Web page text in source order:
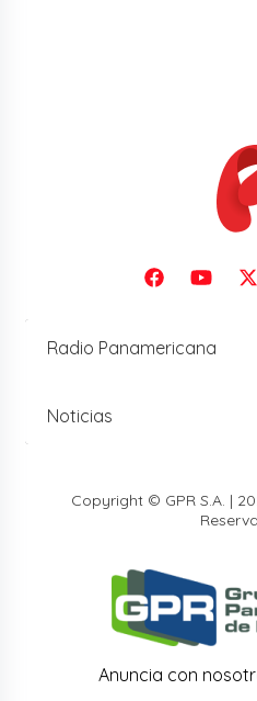
Radio Panamericana
Noticias
Copyright © GPR S.A. |
Anuncia con